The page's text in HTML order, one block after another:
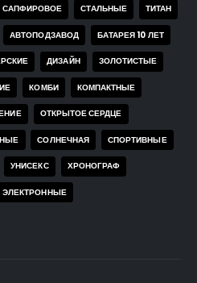
САПФИРОВОЕ СТАЛЬНЫЕ ТИТАН
АВТОПОДЗАВОД БАТАРЕЯ 10 ЛЕТ
ДИЗАЙН ЗОЛОТИСТЫЕ
КОМБИ КОМПАКТНЫЕ
ОТКРЫТОЕ СЕРДЦЕ
СОЛНЕЧНАЯ СПОРТИВНЫЕ
УНИСЕКС ХРОНОГРАФ
ЭЛЕКТРОННЫЕ